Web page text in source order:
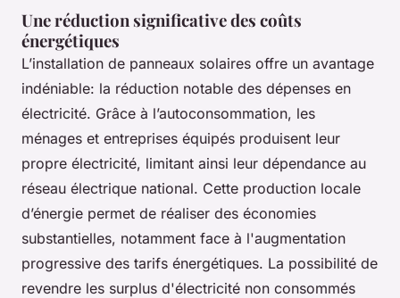
Une réduction significative des coûts
énergétiques
L’installation de panneaux solaires offre un avantage
indéniable: la réduction notable des dépenses en
électricité. Grâce à l’autoconsommation, les
ménages et entreprises équipés produisent leur
propre électricité, limitant ainsi leur dépendance au
réseau électrique national. Cette production locale
d’énergie permet de réaliser des économies
substantielles, notamment face à l'augmentation
progressive des tarifs énergétiques. La possibilité de
revendre les surplus d'électricité non consommés